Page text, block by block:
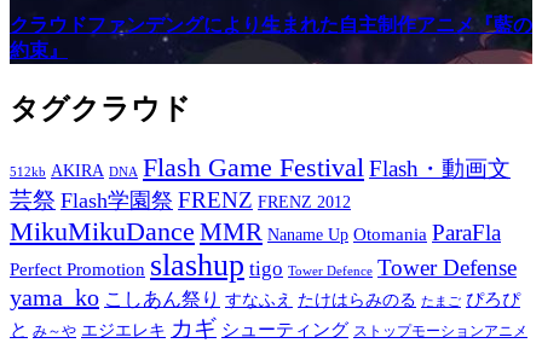
クラウドファンデングにより生まれた自主制作アニメ『藍の
約束』
タグクラウド
512kb AKIRA DNA Flash Game FestivalFlash・動画文
芸祭 Flash学園祭 FRENZ FRENZ 2012
MikuMikuDance MMR Naname Up Otomania ParaFla
Perfect Promotion slashup tigo Tower Defence Tower Defense
yama_ko こしあん祭り すなふえ たけはらみのる たまご ぴろぴ
と み～や エジエレキ カギ シューティング ストップモーションアニメ